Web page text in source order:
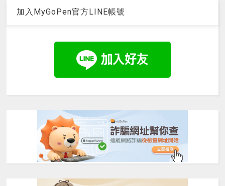
加入MyGoPen官方LINE帳號